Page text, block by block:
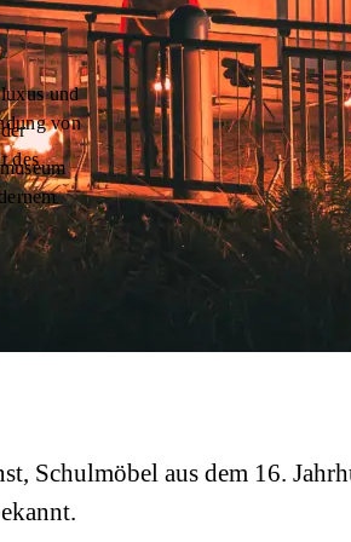
und
von
des
Schulmöbel aus dem 16.